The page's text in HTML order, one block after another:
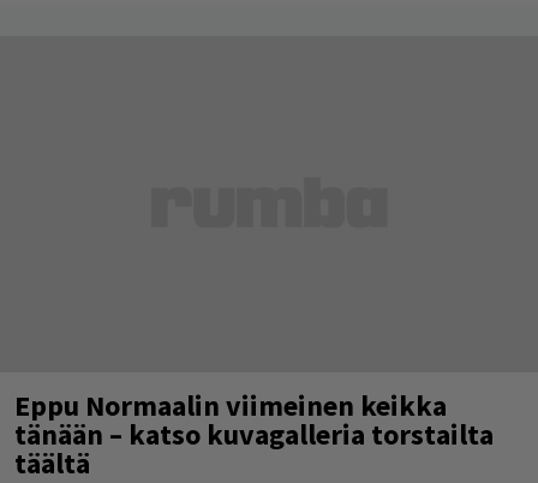
Eppu Normaalin viimeinen keikka
tänään – katso kuvagalleria torstailta
täältä